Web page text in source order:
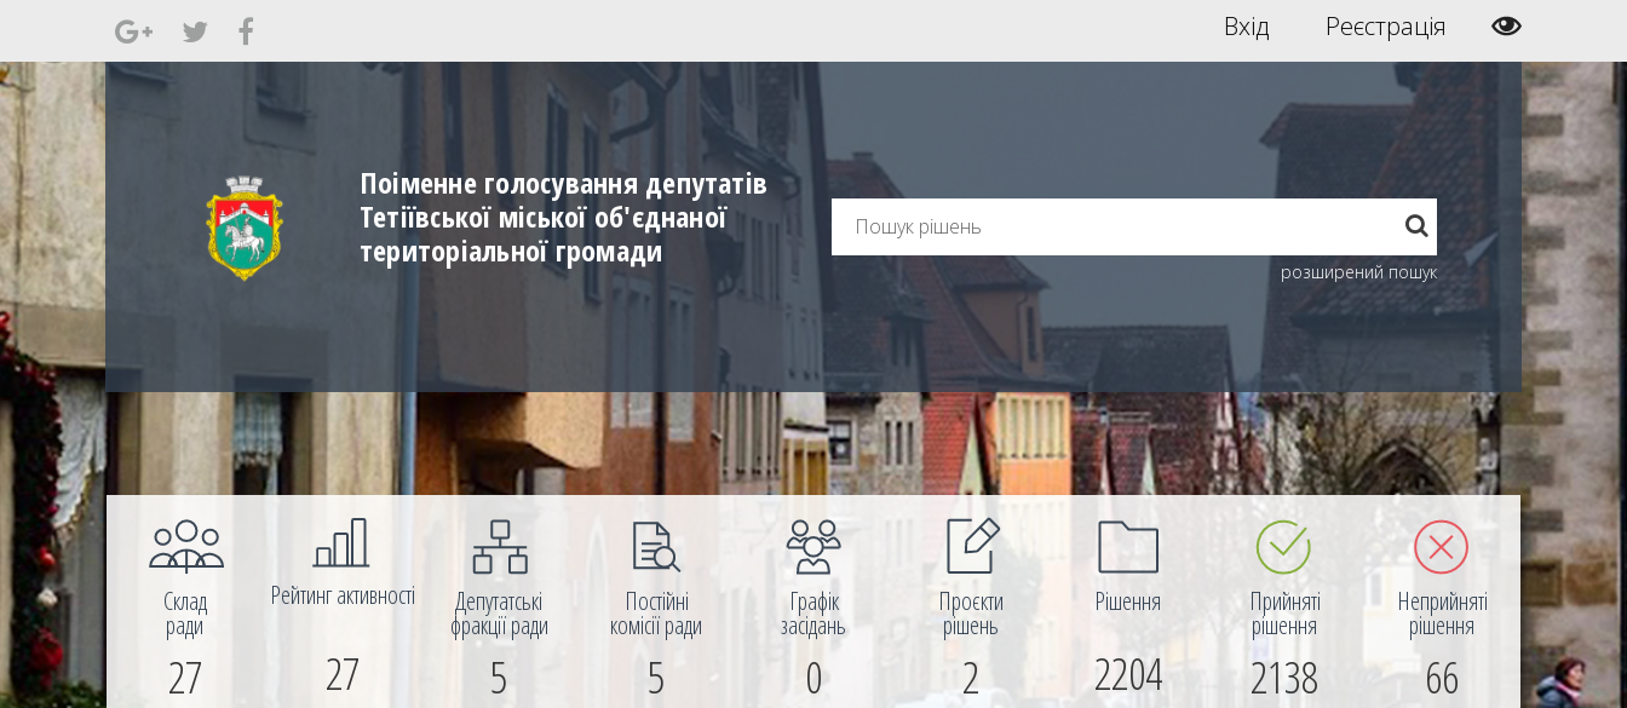
Вхід Реєстрація
Поіменне голосування депутатів
Тетіївської міської об'єднаної
територіальної громади
розширений пошук
Склад
ради
27
Рейтинг активності
27
Депутатські
фракції ради
5
Постійні
комісії ради
5
Графік
засідань
0
Проєкти
рішень
2
Рішення
2204
Прийняті
рішення
2138
Неприйняті
рішення
66